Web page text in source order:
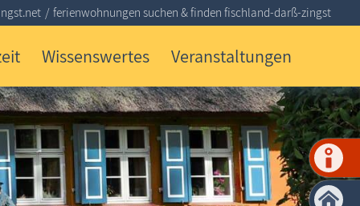
Wissenswertes Veranstaltungen
ferienwohnungen suchen & finden fischland-darß-zingst